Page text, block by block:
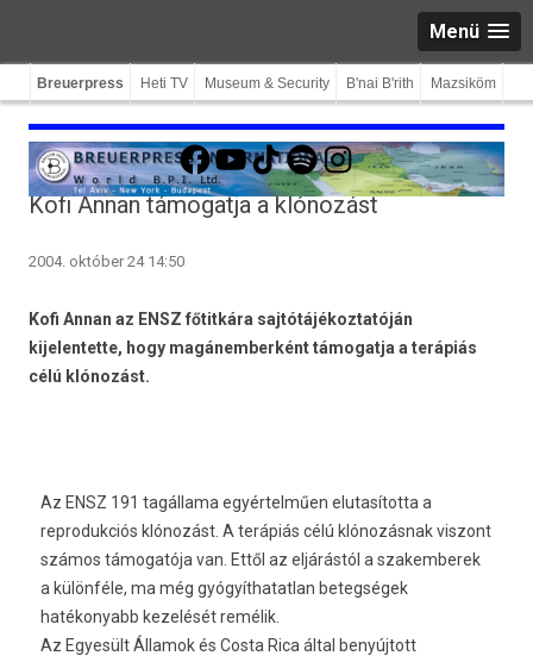
Menü
Breuerpress Heti TV Museum & Security B'nai B'rith Mazsiköm
Facebook
YouTube
TikTokSpotifyInstagram
Kofi Annan támogatja a klónozást
2004. október 24 14:50
Kofi Annan az ENSZ főtitkára sajtótájékoztatóján
kijelentette, hogy magánemberként támogatja a terápiás
célú klónozást.
Az ENSZ 191 tagállama egyértelműen elutasította a
reprodukciós klónozást. A terápiás célú klónozásnak viszont
számos támogatója van. Ettől az eljárástól a szakemberek
a különféle, ma még gyógyíthatatlan betegségek
hatékonyabb kezelését remélik.
Az Egyesült Államok és Costa Rica által benyújtott